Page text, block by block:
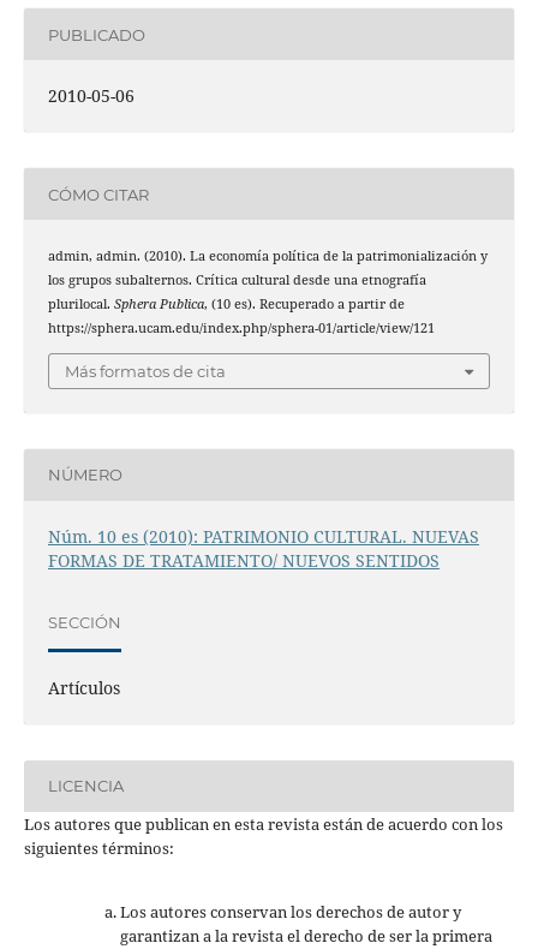
PUBLICADO
2010-05-06
CÓMO CITAR
admin, admin. (2010). La economía política de la patrimonialización y
los grupos subalternos. Crítica cultural desde una etnografía
plurilocal. Sphera Publica, (10 es). Recuperado a partir de
https://sphera.ucam.edu/index.php/sphera-01/article/view/121
Más formatos de cita
NÚMERO
Núm. 10 es (2010): PATRIMONIO CULTURAL. NUEVAS
FORMAS DE TRATAMIENTO/ NUEVOS SENTIDOS
SECCIÓN
Artículos
LICENCIA
Los autores que publican en esta revista están de acuerdo con los
siguientes términos:
Los autores conservan los derechos de autor y
garantizan a la revista el derecho de ser la primera